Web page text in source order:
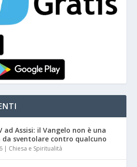
ad Assisi: il Vangelo non è una
da sventolare contro qualcuno
| Chiesa e Spiritualità